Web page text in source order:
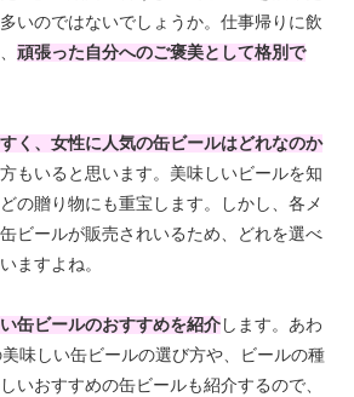
いのではないでしょうか。仕事帰りに飲
頑張った自分へのご褒美として格別で
く、女性に人気の缶ビールはどれなのか
もいると思います。美味しいビールを知
の贈り物にも重宝します。しかし、各メ
ビールが販売されいるため、どれを選べ
ますよね。
缶ビールのおすすめを紹介 します。あわ
味しい缶ビールの選び方や、ビールの種
いおすすめの缶ビールも紹介するので、